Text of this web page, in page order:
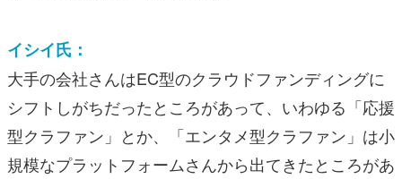
イシイ氏：
大手の会社さんはEC型のクラウドファンディングに
シフトしがちだったところがあって、いわゆる「応援
型クラファン」とか、「エンタメ型クラファン」は小
規模なプラットフォームさんから出てきたところがあ